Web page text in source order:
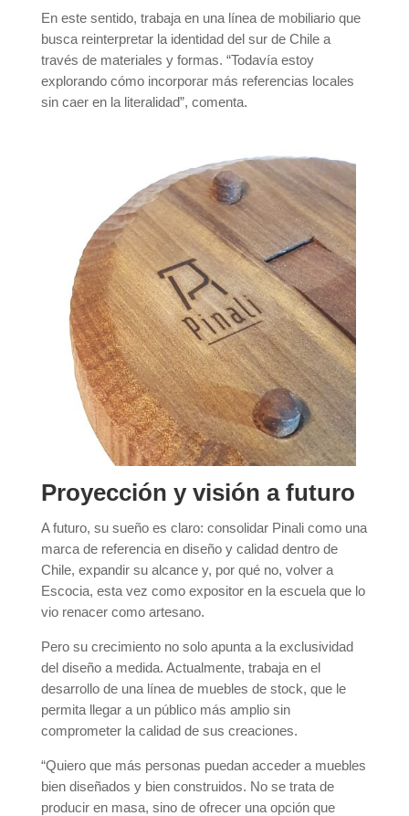
En este sentido, trabaja en una línea de mobiliario que
busca reinterpretar la identidad del sur de Chile a
través de materiales y formas. “Todavía estoy
explorando cómo incorporar más referencias locales
sin caer en la literalidad”, comenta.
Proyección y visión a futuro
A futuro, su sueño es claro: consolidar Pinali como una
marca de referencia en diseño y calidad dentro de
Chile, expandir su alcance y, por qué no, volver a
Escocia, esta vez como expositor en la escuela que lo
vio renacer como artesano.
Pero su crecimiento no solo apunta a la exclusividad
del diseño a medida. Actualmente, trabaja en el
desarrollo de una línea de muebles de stock, que le
permita llegar a un público más amplio sin
comprometer la calidad de sus creaciones.
“Quiero que más personas puedan acceder a muebles
bien diseñados y bien construidos. No se trata de
producir en masa, sino de ofrecer una opción que